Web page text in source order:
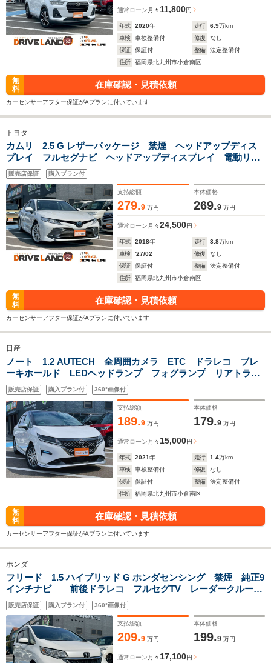
通常ローン 月々 11,800円
年式 2020年 走行 6.9万km
車検
車検整備付 修復
なし
保証
保証付 整備
法定整備付
住所
福岡県北九州市小倉南区
無
料
在庫確認・見積依頼
カーセンサーアフター保証がAプランに付いています
トヨタ
カムリ 2.5 G レザーパッケージ 禁煙 ヘッドアップディス
プレイ フルセグナビ ヘッドアップディスプレイ 電動リア
サンシェード バックカメラ オートライト ブラインドスポ
ットモニター シートヒーター 電動シート 18インチアルミ
販売店保証 購入プラン付
支払総額
279.9 万円
本体価格
269.9 万円
通常ローン 月々24,500円
年式 2018年 走行 3.8万km
車検
'27/02 修復
なし
保証
保証付 整備
法定整備付
住所
福岡県北九州市小倉南区
無
料
在庫確認・見積依頼
カーセンサーアフター保証がAプランに付いています
日産
ノート 1.2 AUTECH 全周囲カメラ ETC ドラレコ ブレ
ーキホールド LEDヘッドランプ フォグランプ リアトラフ
ィックモニター デジタルルームミラー HDMIソケット ス
マートキー フラットシート ドアバイザー付
販売店保証 購入プラン付 360°画像付
支払総額
189.9 万円
本体価格
179.9 万円
通常ローン 月々 15,000円
年式 2021年 走行 1.4万km
車検
車検整備付 修復
なし
保証
保証付 整備
法定整備付
住所
福岡県北九州市小倉南区
無
料
在庫確認・見積依頼
カーセンサーアフター保証がAプランに付いています
ホンダ
フリード 1.5 ハイブリッド G ホンダセンシング 禁煙 純正9
インチナビ 前後ドラレコ フルセグTV レーダークルーズ
コントロール バックカメラ ETCクリアランスソナー
スマートキー 3列シート チップアップシート 両側電動スラ
イドドア ワンオーナ-
販売店保証 購入プラン付 360°画像付
支払総額
209.9 万円
本体価格
199.9 万円
通常ローン 月々 17,100円